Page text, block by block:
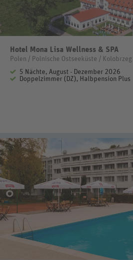
Hotel Mona Lisa Wellness & SPA
Polen / Polnische Ostseeküste / Kolobrzeg
5 Nächte, August - Dezember 2026
Doppelzimmer (DZ), Halbpension Plus